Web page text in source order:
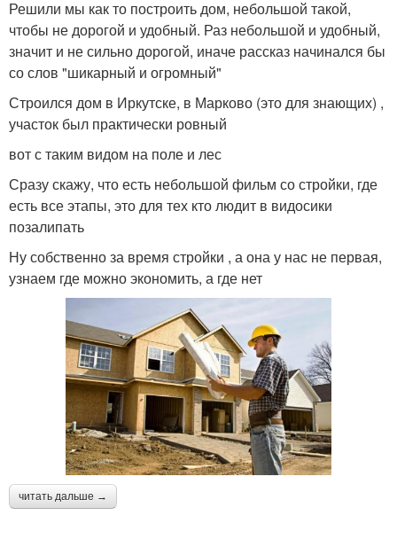
Решили мы как то построить дом, небольшой такой,
чтобы не дорогой и удобный. Раз небольшой и удобный,
значит и не сильно дорогой, иначе рассказ начинался бы
со слов "шикарный и огромный"
Строился дом в Иркутске, в Марково (это для знающих) ,
участок был практически ровный
вот с таким видом на поле и лес
Сразу скажу, что есть небольшой фильм со стройки, где
есть все этапы, это для тех кто людит в видосики
позалипать
Ну собственно за время стройки , а она у нас не первая,
узнаем где можно экономить, а где нет
читать дальше →